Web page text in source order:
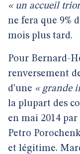
« un accueil
ne fera que 9%
mois plus tard.
Pour Bernard-
renversement
d’une « grande
la plupart des
en mai 2014
Petro
et légitime.